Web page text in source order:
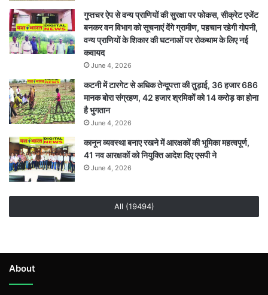
संवाद
की
तैयारी
गुप्तचर ऐप से वन्य प्राणियों की सुरक्षा पर फोकस, सीक्रेट एजेंट
बनकर वन विभाग को सूचनाएं देेंगे ग्रामीण, पहचान रहेगी गोपनी,
वन्य प्राणियों के शिकार की घटनाओं पर रोकथाम के लिए नई
कवायद
June 4, 2026
कटनी में टारगेट से अधिक तेन्दूपत्ता की तुड़ाई, 36 हजार 686
मानक बोरा संग्रहण, 42 हजार श्रमिकों को 14 करोड़ का होना
है भुगतान
June 4, 2026
कानून व्यवस्था बनाए रखने में आरक्षकों की भूमिका महत्वपूर्ण,
41 नव आरक्षकों को नियुक्ति आदेश दिए एसपी ने
June 4, 2026
All (19494)
About